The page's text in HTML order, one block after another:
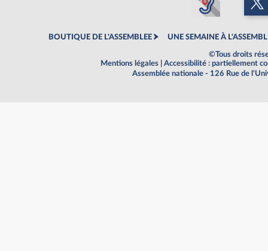
BOUTIQUE DE L'ASSEMBLEE UNE SEMAINE À
©Tous droits
Mentions légales
Accessibilité : partiellement
Assemblée nationale - 126 Rue de